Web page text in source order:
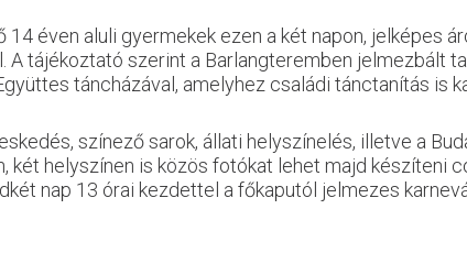
éven aluli gyermekek ezen a két napon, jelképes
tájékoztató szerint a Barlangteremben jelmezbált
táncházával, amelyhez családi tánctanítás is
színező sarok, állati helyszínelés, illetve a
két helyszínen is közös fotókat lehet majd készíteni
nap 13 órai kezdettel a főkaputól jelmezes